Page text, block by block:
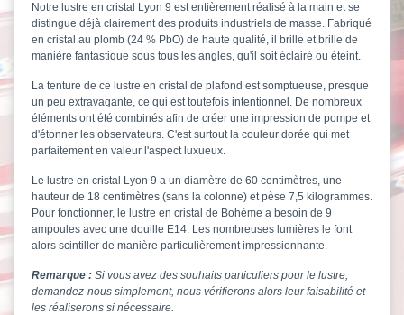
Notre lustre en cristal Lyon 9 est entièrement réalisé à la main et se
distingue déjà clairement des produits industriels de masse. Fabriqué
en cristal au plomb (24 % PbO) de haute qualité, il brille et brille de
manière fantastique sous tous les angles, qu'il soit éclairé ou éteint.
La tenture de ce lustre en cristal de plafond est somptueuse, presque
un peu extravagante, ce qui est toutefois intentionnel. De nombreux
éléments ont été combinés afin de créer une impression de pompe et
d'étonner les observateurs. C'est surtout la couleur dorée qui met
parfaitement en valeur l'aspect luxueux.
Le lustre en cristal Lyon 9 a un diamètre de 60 centimètres, une
hauteur de 18 centimètres (sans la colonne) et pèse 7,5 kilogrammes.
Pour fonctionner, le lustre en cristal de Bohème a besoin de 9
ampoules avec une douille E14. Les nombreuses lumières le font
alors scintiller de manière particulièrement impressionnante.
Remarque : Si vous avez des souhaits particuliers pour le lustre,
demandez-nous simplement, nous vérifierons alors leur faisabilité et
les réaliserons si nécessaire.